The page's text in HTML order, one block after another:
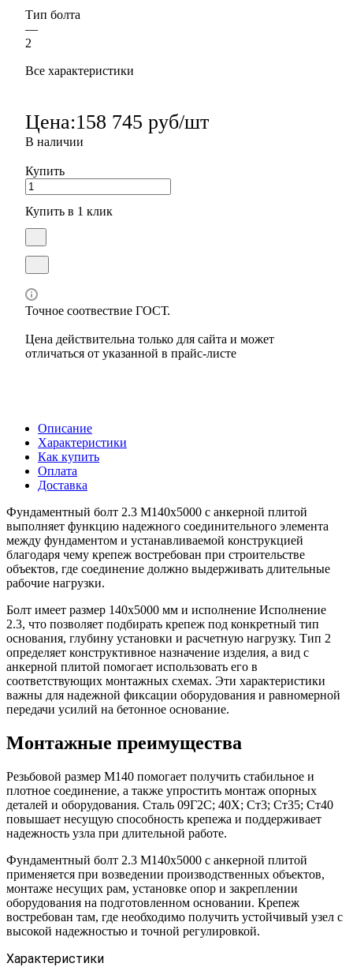
Тип болта
—
2
Все характеристики
Цена:158 745 руб/шт
В наличии
Купить
Купить в 1 клик
Точное соотвествие ГОСТ.
Цена действительна только для сайта и может
отличаться от указанной в прайс-листе
Описание
Характеристики
Как купить
Оплата
Доставка
Фундаментный болт 2.3 М140х5000 с анкерной плитой
выполняет функцию надежного соединительного элемента
между фундаментом и устанавливаемой конструкцией
благодаря чему крепеж востребован при строительстве
объектов, где соединение должно выдерживать длительные
рабочие нагрузки.
Болт имеет размер 140х5000 мм и исполнение Исполнение
2.3, что позволяет подбирать крепеж под конкретный тип
основания, глубину установки и расчетную нагрузку. Тип 2
определяет конструктивное назначение изделия, а вид с
анкерной плитой помогает использовать его в
соответствующих монтажных схемах. Эти характеристики
важны для надежной фиксации оборудования и равномерной
передачи усилий на бетонное основание.
Монтажные преимущества
Резьбовой размер М140 помогает получить стабильное и
плотное соединение, а также упростить монтаж опорных
деталей и оборудования. Сталь 09Г2С; 40Х; Ст3; Ст35; Ст40
повышает несущую способность крепежа и поддерживает
надежность узла при длительной работе.
Фундаментный болт 2.3 М140х5000 с анкерной плитой
применяется при возведении производственных объектов,
монтаже несущих рам, установке опор и закреплении
оборудования на подготовленном основании. Крепеж
востребован там, где необходимо получить устойчивый узел с
высокой надежностью и точной регулировкой.
Характеристики